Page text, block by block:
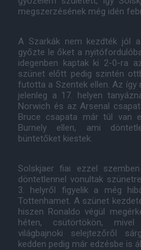
megszerzésének még idén
A Szarkák nem kezdték jól
győzte le őket a
idegenben kaptak ki 2-0-ra
szünet előtt pedig szintén
futotta a Szentek ellen. Az
jelenleg a 17. helyen
Norwich és az Arsenal
Bruce csapata már túl van
Burnely ellen, ami
büntetőket kiestek.
Solskjaer fiai ezzel
döntetlennel vonultak
3. helyről figyelik a még
Tottenhamet. A szünet
hiszen Ronaldo végül
héten, csütörtökön,
világbajnoki selejtezőről
kedden pedig már edzésbe is